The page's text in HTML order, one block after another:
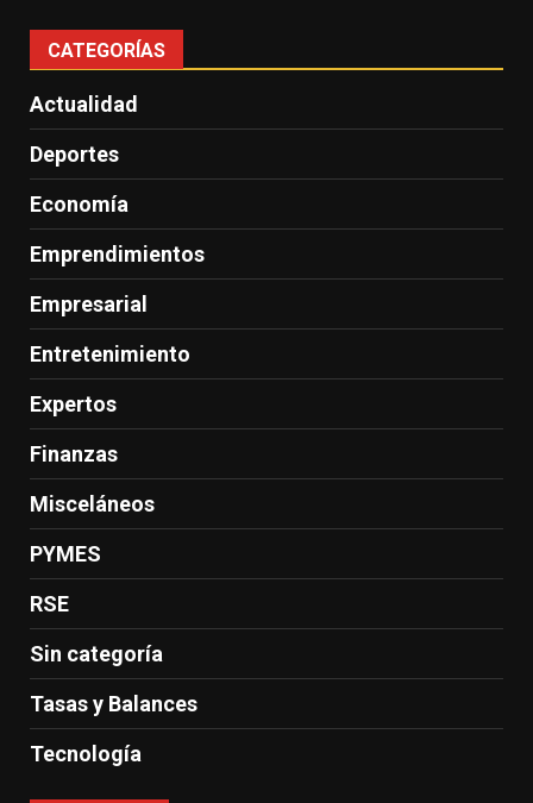
CATEGORÍAS
Actualidad
Deportes
Economía
Emprendimientos
Empresarial
Entretenimiento
Expertos
Finanzas
Misceláneos
PYMES
RSE
Sin categoría
Tasas y Balances
Tecnología